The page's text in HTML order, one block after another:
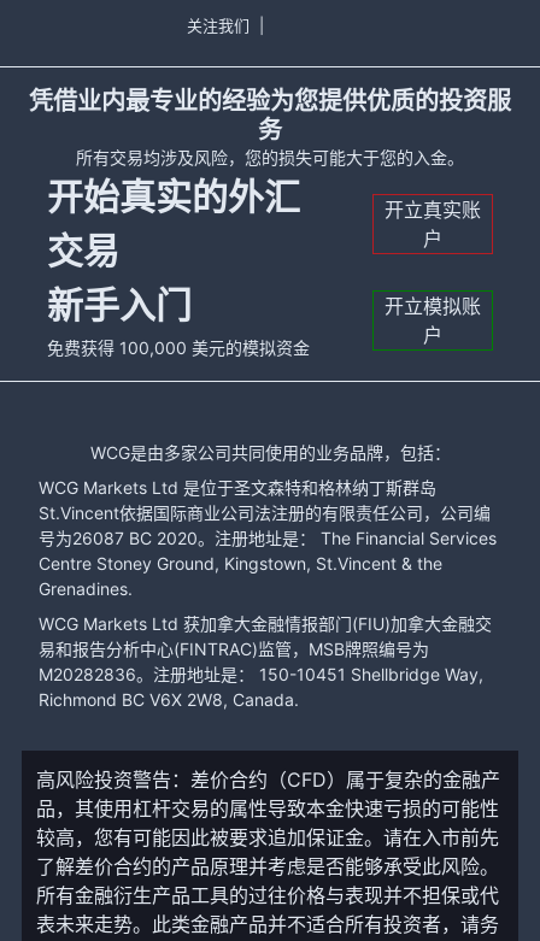
关注我们
凭借业内最专业的经验为您提供优质的投资服
务
所有交易均涉及风险，您的损失可能大于您的入金。
开始真实的外汇
交易
开立真实账
户
新手入门
免费获得 100,000 美元的模拟资金
开立模拟账
户
WCG是由多家公司共同使用的业务品牌，包括：
WCG Markets Ltd 是位于圣文森特和格林纳丁斯群岛
St.Vincent依据国际商业公司法注册的有限责任公司，公司编
号为26087 BC 2020。注册地址是： The Financial Services
Centre Stoney Ground, Kingstown, St.Vincent & the
Grenadines.
WCG Markets Ltd 获加拿大金融情报部门(FIU)加拿大金融交
易和报告分析中心(FINTRAC)监管，MSB牌照编号为
M20282836。注册地址是： 150-10451 Shellbridge Way,
Richmond BC V6X 2W8, Canada.
高风险投资警告：差价合约（CFD）属于复杂的金融产
品，其使用杠杆交易的属性导致本金快速亏损的可能性
较高，您有可能因此被要求追加保证金。请在入市前先
了解差价合约的产品原理并考虑是否能够承受此风险。
所有金融衍生产品工具的过往价格与表现并不担保或代
表未来走势。此类金融产品并不适合所有投资者，请务